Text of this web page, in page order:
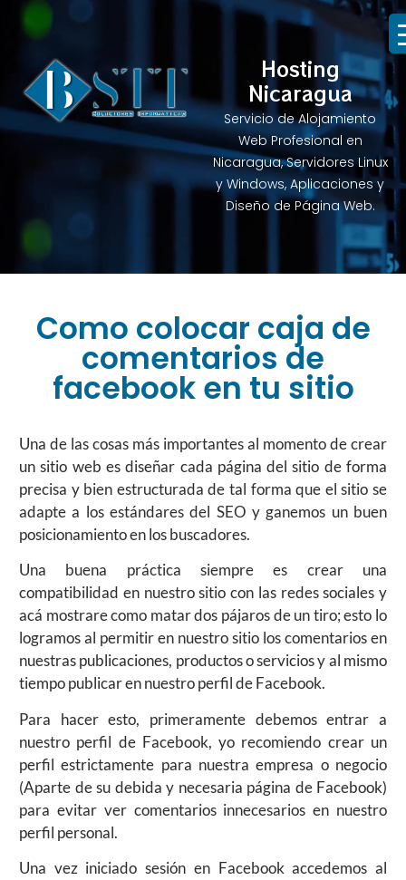
Hosting
Nicaragua
Servicio de Alojamiento
Web Profesional en
Nicaragua, Servidores Linux
y Windows, Aplicaciones y
Diseño de Página Web.
Como colocar caja de
comentarios de
facebook en tu sitio
Una de las cosas más importantes al momento de crear
un sitio web es diseñar cada página del sitio de forma
precisa y bien estructurada de tal forma que el sitio se
adapte a los estándares del SEO y ganemos un buen
posicionamiento en los buscadores.
Una buena práctica siempre es crear una
compatibilidad en nuestro sitio con las redes sociales y
acá mostrare como matar dos pájaros de un tiro; esto lo
logramos al permitir en nuestro sitio los comentarios en
nuestras publicaciones, productos o servicios y al mismo
tiempo publicar en nuestro perfil de Facebook.
Para hacer esto, primeramente debemos entrar a
nuestro perfil de Facebook, yo recomiendo crear un
perfil estrictamente para nuestra empresa o negocio
(Aparte de su debida y necesaria página de Facebook)
para evitar ver comentarios innecesarios en nuestro
perfil personal.
Una vez iniciado sesión en Facebook accedemos al